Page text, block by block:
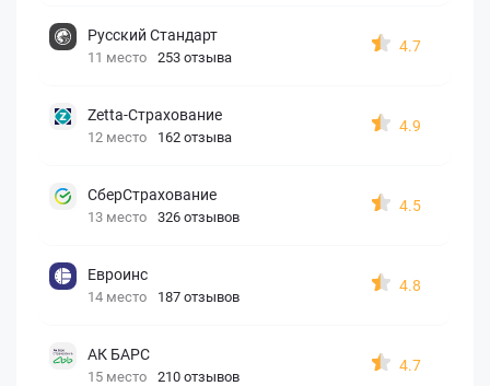
Русский Стандарт
11 место 253 отзыва
4.7
Zetta-Страхование
12 место 162 отзыва
4.9
СберСтрахование
13 место 326 отзывов
4.5
Евроинс
14 место 187 отзывов
4.8
АК БАРС
15 место 210 отзывов
4.7